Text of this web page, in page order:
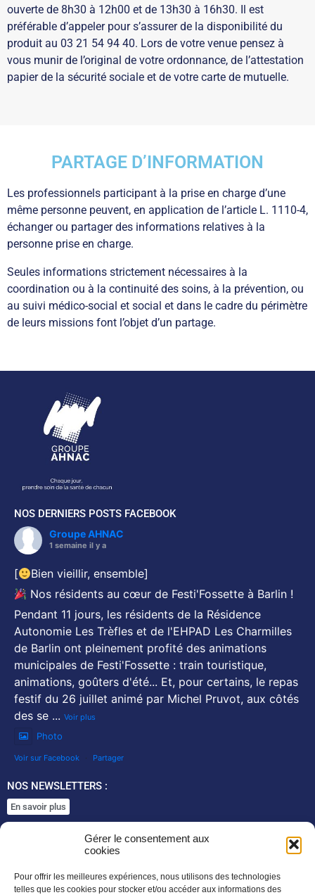
Gérer le consentement aux
cookies
Pour offrir les meilleures expériences, nous utilisons des technologies
telles que les cookies pour stocker et/ou accéder aux informations des
ouverte de 8h30 à 12h00 et de 13h30 à 16h30. Il est
préférable d’appeler pour s’assurer de la disponibilité du
produit au 03 21 54 94 40. Lors de votre venue pensez à
vous munir de l’original de votre ordonnance, de l’attestation
papier de la sécurité sociale et de votre carte de mutuelle.
PARTAGE D’INFORMATION
Les professionnels participant à la prise en charge d’une
même personne peuvent, en application de l’article L. 1110-4,
échanger ou partager des informations relatives à la
personne prise en charge.
Seules informations strictement nécessaires à la
coordination ou à la continuité des soins, à la prévention, ou
au suivi médico-social et social et dans le cadre du périmètre
de leurs missions font l’objet d’un partage.
NOS DERNIERS POSTS FACEBOOK
Groupe AHNAC
1 semaine il y a
[
Bien vieillir, ensemble]
Nos résidents au cœur de Festi'Fossette à Barlin !
Pendant 11 jours, les résidents de la Résidence
Autonomie Les Trèfles et de l'EHPAD Les Charmilles
de Barlin ont pleinement profité des animations
municipales de Festi'Fossette : train touristique,
animations, goûters d'été... Et, pour certains, le repas
festif du 26 juillet animé par Michel Pruvot, aux côtés
des se ... Voir plus
Photo
Voir sur Facebook · Partager
NOS NEWSLETTERS :
En savoir plus